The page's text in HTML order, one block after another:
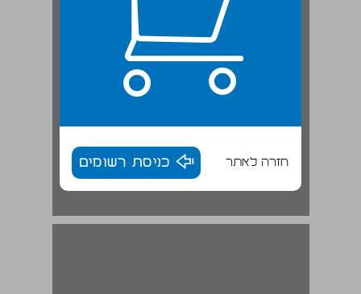
חזרה לאתר כניסת רשומים